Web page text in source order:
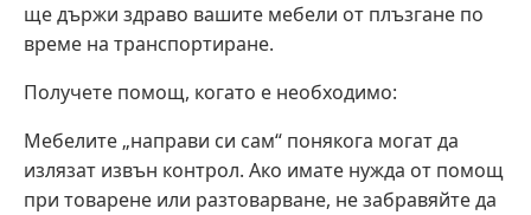
ще държи здраво вашите мебели от плъзгане по
време на транспортиране.
Получете помощ, когато е необходимо:
Мебелите „направи си сам“ понякога могат да
излязат извън контрол. Ако имате нужда от помощ
при товарене или разтоварване, не забравяйте да